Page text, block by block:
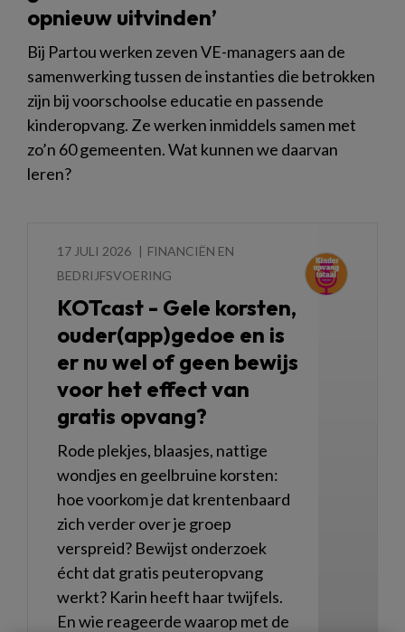
opnieuw uitvinden’
Bij Partou werken zeven VE-managers aan de
samenwerking tussen de instanties die betrokken
zijn bij voorschoolse educatie en passende
kinderopvang. Ze werken inmiddels samen met
zo’n 60 gemeenten. Wat kunnen we daarvan
leren?
17 JULI 2026
FINANCIËN EN
BEDRIJFSVOERING
KOTcast - Gele korsten,
ouder(app)gedoe en is
er nu wel of geen bewijs
voor het effect van
gratis opvang?
Rode plekjes, blaasjes, nattige
wondjes en geelbruine korsten:
hoe voorkom je dat krentenbaard
zich verder over je groep
verspreid? Bewijst onderzoek
écht dat gratis peuteropvang
werkt? Karin heeft haar twijfels.
En wie reageerde waarop met de